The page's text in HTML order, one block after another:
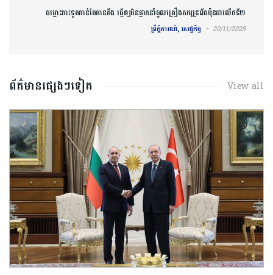
ជម្លោះការទូតកាន់តែតានតឹង ធ្វើឲ្យចិនផ្អាកនាំចូលគ្រឿងសមុទ្រពីជប៉ុនជាលើកទី២
ព្រឹត្តិការណ៍, សេដ្ឋកិច្ច 20/11/2025
ព័ត៌មានផ្សេងៗទៀត View all